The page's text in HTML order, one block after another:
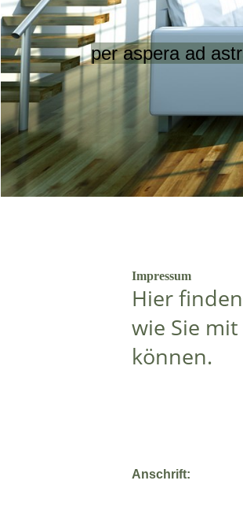
per aspera ad
Impressum
Hier
wie Sie
können.
Anschrift: